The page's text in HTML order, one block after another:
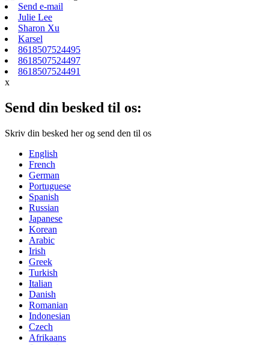
Send e-mail
Julie Lee
Sharon Xu
Karsel
8618507524495
8618507524497
8618507524491
x
Send din besked til os:
Skriv din besked her og send den til os
English
French
German
Portuguese
Spanish
Russian
Japanese
Korean
Arabic
Irish
Greek
Turkish
Italian
Danish
Romanian
Indonesian
Czech
Afrikaans